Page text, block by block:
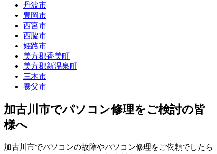
丹波市
豊岡市
西宮市
西脇市
姫路市
美方郡香美町
美方郡新温泉町
三木市
養父市
加古川市でパソコン修理をご検討の皆
様へ
加古川市でパソコンの故障やパソコン修理をご依頼でしたら